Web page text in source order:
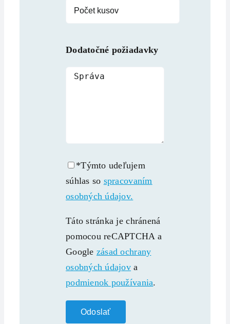
Dodatočné požiadavky
*Týmto udeľujem
súhlas so spracovaním
osobných údajov.
Táto stránka je chránená
pomocou reCAPTCHA a
Google zásad ochrany
osobných údajov a
podmienok používania.